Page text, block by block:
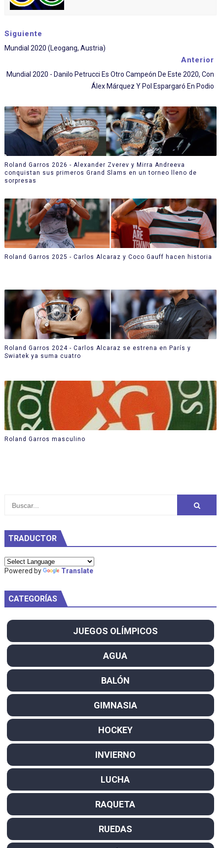
Siguiente
Mundial 2020 (Leogang, Austria)
Anterior
Mundial 2020 - Danilo Petrucci Es Otro Campeón De Este 2020, Con
Álex Márquez Y Pol Espargaró En Podio
Roland Garros 2026 - Alexander Zverev y Mirra Andreeva
conquistan sus primeros Grand Slams en un torneo lleno de
sorpresas
Roland Garros 2025 - Carlos Alcaraz y Coco Gauff hacen historia
Roland Garros 2024 - Carlos Alcaraz se estrena en París y
Swiatek ya suma cuatro
Roland Garros masculino
TRADUCTOR
Powered by Translate
CATEGORÍAS
JUEGOS OLÍMPICOS
AGUA
BALÓN
GIMNASIA
HOCKEY
INVIERNO
LUCHA
RAQUETA
RUEDAS